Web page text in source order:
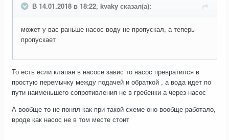
В 14.01.2018 в 18:22, kvaky сказал(а):
может у вас раньше насос воду не пропускал, а теперь
пропускает
То есть если клапан в насосе завис то насос превратился в
простую перемычку между подачей и обраткой , а вода идет по
пути наименьшего сопротивления не в гребенки а через насос
А вообще то не понял как при такой схеме оно вообще работало,
вроде как насос не в том месте стоит